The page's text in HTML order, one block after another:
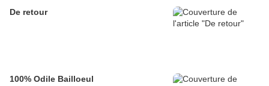
De retour
100% Odile Bailloeul